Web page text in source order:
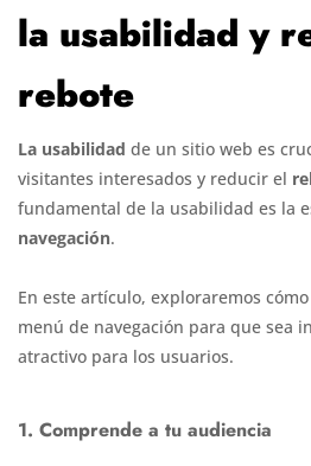
la usabilidad y
rebote
La usabilidad de un sitio web es
visitantes interesados y reducir el
fundamental de la usabilidad es la
navegación.
En este artículo, exploraremos
menú de navegación para que sea
atractivo para los usuarios.
1. Comprende a tu audiencia